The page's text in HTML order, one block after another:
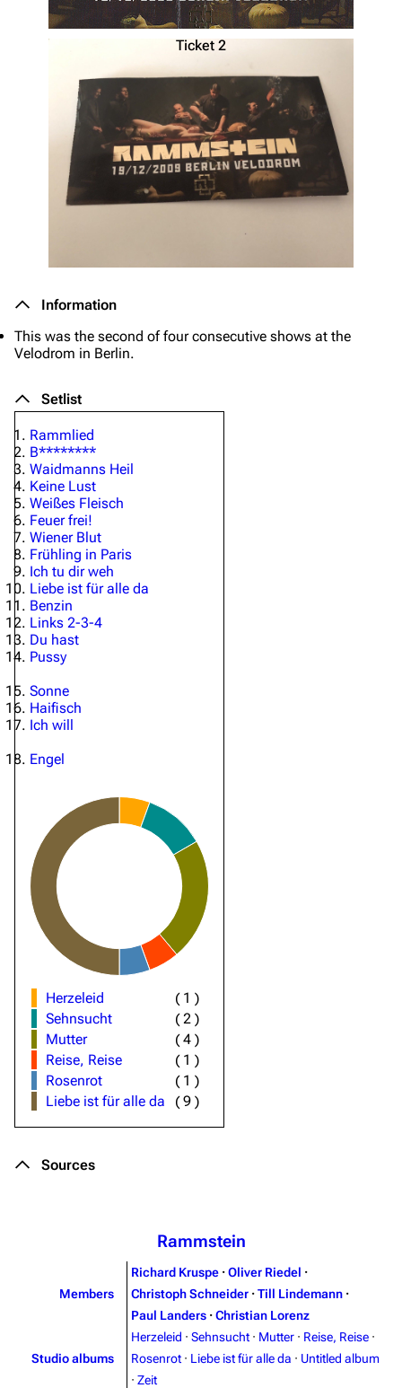
Ticket 2
Information
This was the second of four consecutive shows at the
Velodrom in Berlin.
Setlist
Rammlied
B********
Waidmanns Heil
Keine Lust
Weißes Fleisch
Feuer frei!
Wiener Blut
Frühling in Paris
Ich tu dir weh
Liebe ist für alle da
Benzin
Links 2-3-4
Du hast
Pussy
Sonne
Haifisch
Ich will
Engel
Herzeleid ( 1 )
Sehnsucht
(2 )
Mutter
(4 )
Reise, Reise
( 1 )
Rosenrot
( 1 )
Liebe ist für alle da
(9 )
Sources
Rammstein
Members
Richard Kruspe · Oliver Riedel ·
Christoph Schneider · Till Lindemann ·
Paul Landers · Christian Lorenz
Studio albums
Herzeleid · Sehnsucht · Mutter · Reise, Reise ·
Rosenrot · Liebe ist für alle da · Untitled album
· Zeit